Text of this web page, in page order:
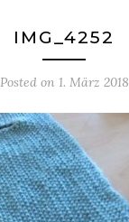
IMG_4252
Posted on 1. März 2018